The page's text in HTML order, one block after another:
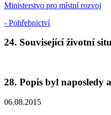
Ministerstvo pro místní rozvoj
- Pohřebnictví
24. Související životní
28. Popis byl naposledy
06.08.2015